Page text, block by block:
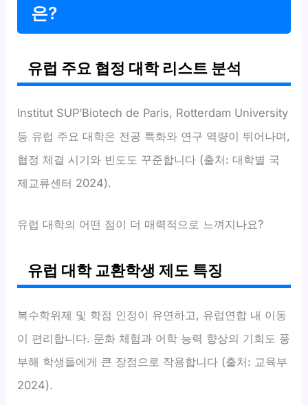
은?
유럽 주요 협정 대학 리스트 분석
Institut SUP’Biotech de Paris, Rotterdam University
등 유럽 주요 대학은 전공 특화와 연구 역량이 뛰어나며,
협정 체결 시기와 빈도도 꾸준합니다 (출처: 대학별 국
제교류센터 2024).
유럽 대학의 어떤 점이 더 매력적으로 느껴지나요?
유럽 대학 교환학생 제도 특징
복수학위제 및 학점 인정이 유연하고, 유럽연합 내 이동
이 편리합니다. 문화 체험과 어학 능력 향상의 기회도 풍
부해 학생들에게 큰 장점으로 작용합니다 (출처: 교육부
2024).